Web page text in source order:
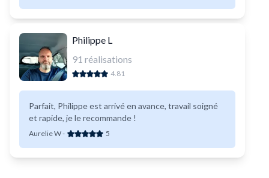
Philippe L
91 réalisations
4.81
Parfait, Philippe est arrivé en avance, travail soigné
et rapide, je le recommande !
Aurelie W- 5